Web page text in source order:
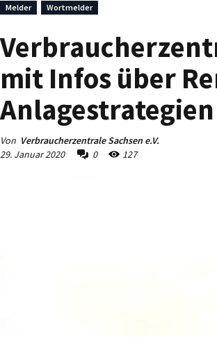
Melder Wortmelder
mit Infos über
Anlagestrategien
Von Verbraucherzentrale Sachsen e.V.
29. Januar 2020
0 127